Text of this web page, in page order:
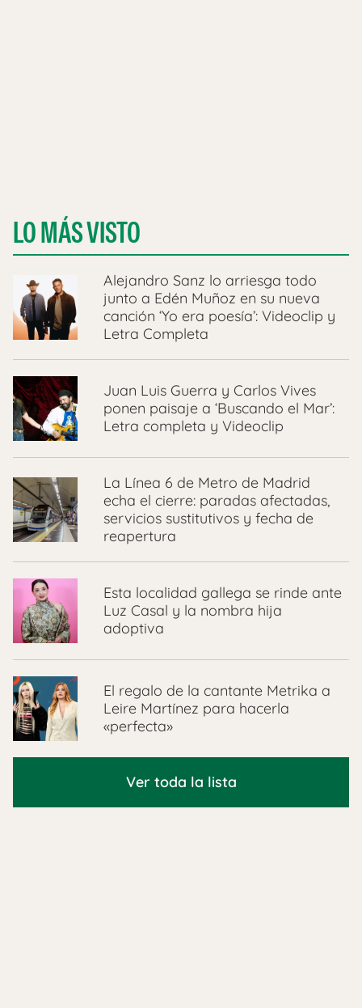
LO MÁS VISTO
Alejandro Sanz lo arriesga todo
junto a Edén Muñoz en su nueva
canción ‘Yo era poesía’: Videoclip y
Letra Completa
Juan Luis Guerra y Carlos Vives
ponen paisaje a ‘Buscando el Mar’:
Letra completa y Videoclip
La Línea 6 de Metro de Madrid
echa el cierre: paradas afectadas,
servicios sustitutivos y fecha de
reapertura
Esta localidad gallega se rinde ante
Luz Casal y la nombra hija
adoptiva
El regalo de la cantante Metrika a
Leire Martínez para hacerla
«perfecta»
Ver toda la lista